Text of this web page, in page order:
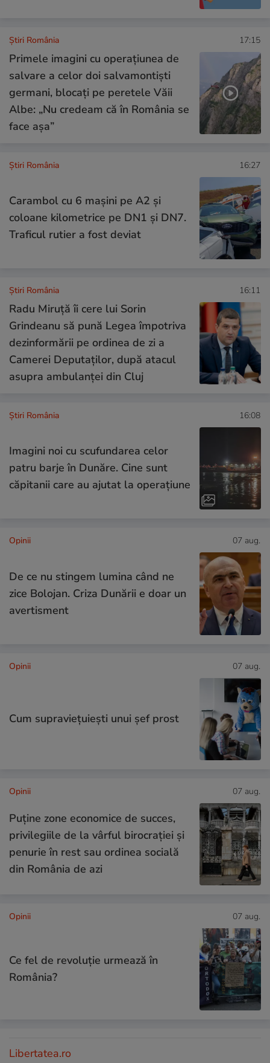
Știri România 17:15
Primele imagini cu operațiunea de
salvare a celor doi salvamontiști
germani, blocați pe peretele Văii
Albe: „Nu credeam că în România se
face așa”
Știri România 16:27
Carambol cu 6 mașini pe A2 și
coloane kilometrice pe DN1 și DN7.
Traficul rutier a fost deviat
Știri România 16:11
Radu Miruță îi cere lui Sorin
Grindeanu să pună Legea împotriva
dezinformării pe ordinea de zi a
Camerei Deputaților, după atacul
asupra ambulanței din Cluj
Știri România 16:08
Imagini noi cu scufundarea celor
patru barje în Dunăre. Cine sunt
căpitanii care au ajutat la operațiune
Opinii 07 aug.
De ce nu stingem lumina când ne
zice Bolojan. Criza Dunării e doar un
avertisment
Opinii 07 aug.
Cum supraviețuiești unui șef prost
Opinii 07 aug.
Puține zone economice de succes,
privilegiile de la vârful birocrației și
penurie în rest sau ordinea socială
din România de azi
Opinii 07 aug.
Ce fel de revoluție urmează în
România?
Libertatea.ro